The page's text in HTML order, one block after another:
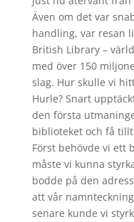
Även om det var
handling, var resan
British Library –
med över 150
slag. Hur skulle vi
Hurle? Snart
den första
biblioteket och få
Först behövde vi ett
måste vi kunna
bodde på den
att vår
senare kunde vi